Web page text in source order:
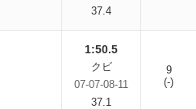
37.4
1:50.5
クビ
07-07-08-11
37.1
9
(-)